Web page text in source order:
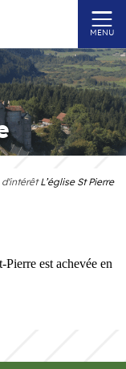
MENU
d'intérêt L’église St Pierre
Pierre est achevée en